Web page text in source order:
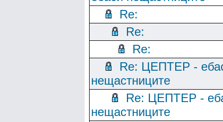
Re:
Re:
Re:
Re: ЦЕПТЕР -
нещастниците
Re: ЦЕПТЕР -
нещастниците